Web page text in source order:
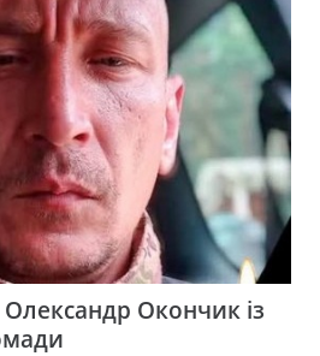
Олександр Окончик із